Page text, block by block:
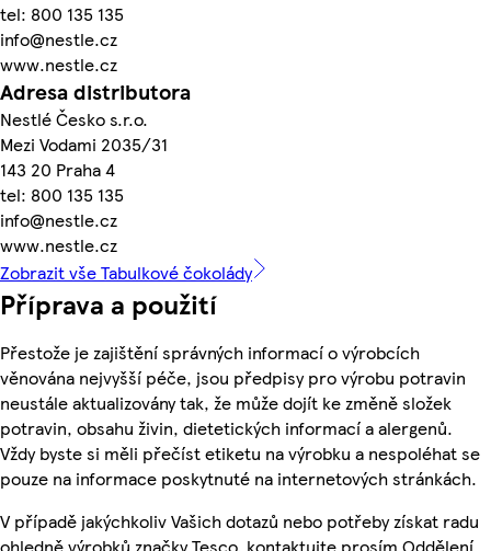
tel: 800 135 135
info@nestle.cz
www.nestle.cz
Adresa distributora
Nestlé Česko s.r.o.
Mezi Vodami 2035/31
143 20 Praha 4
tel: 800 135 135
info@nestle.cz
www.nestle.cz
Zobrazit vše Tabulkové čokolády
Příprava a použití
Přestože je zajištění správných informací o výrobcích
věnována nejvyšší péče, jsou předpisy pro výrobu potravin
neustále aktualizovány tak, že může dojít ke změně složek
potravin, obsahu živin, dietetických informací a alergenů.
Vždy byste si měli přečíst etiketu na výrobku a nespoléhat se
pouze na informace poskytnuté na internetových stránkách.
V případě jakýchkoliv Vašich dotazů nebo potřeby získat radu